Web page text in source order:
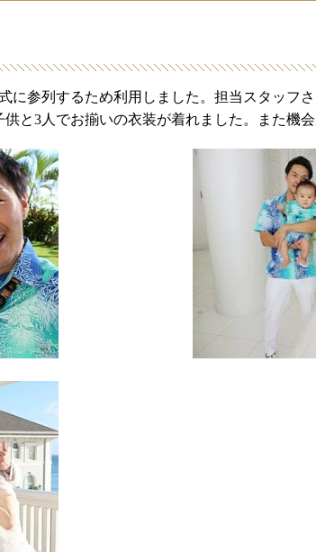
に参列するため利用しました。担当スタッフ
と3人でお揃いの衣装が着れました。また機